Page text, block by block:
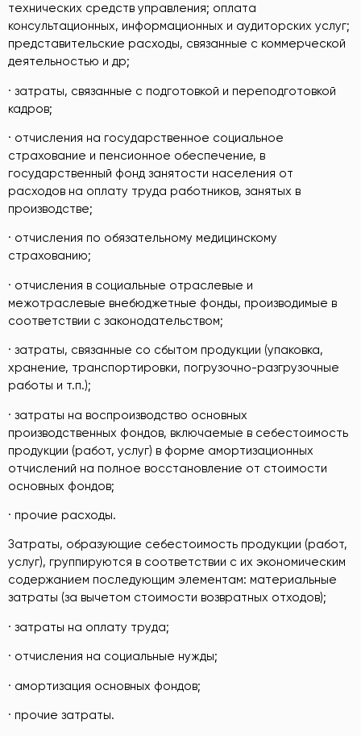
технических средств управления; оплата
консультационных, информационных и аудиторских услуг;
представительские расходы, связанные с коммерческой
деятельностью и др;
· затраты, связанные с подготовкой и переподготовкой
кадров;
· отчисления на государственное социальное
страхование и пенсионное обеспечение, в
государственный фонд занятости населения от
расходов на оплату труда работников, занятых в
производстве;
· отчисления по обязательному медицинскому
страхованию;
· отчисления в социальные отраслевые и
межотраслевые внебюджетные фонды, производимые в
соответствии с законодательством;
· затраты, связанные со сбытом продукции (упаковка,
хранение, транспортировки, погрузочно-разгрузочные
работы и т.п.);
· затраты на воспроизводство основных
производственных фондов, включаемые в себестоимость
продукции (работ, услуг) в форме амортизационных
отчислений на полное восстановление от стоимости
основных фондов;
· прочие расходы.
Затраты, образующие себестоимость продукции (работ,
услуг), группируются в соответствии с их экономическим
содержанием последующим элементам: материальные
затраты (за вычетом стоимости возвратных отходов);
· затраты на оплату труда;
· отчисления на социальные нужды;
· амортизация основных фондов;
· прочие затраты.